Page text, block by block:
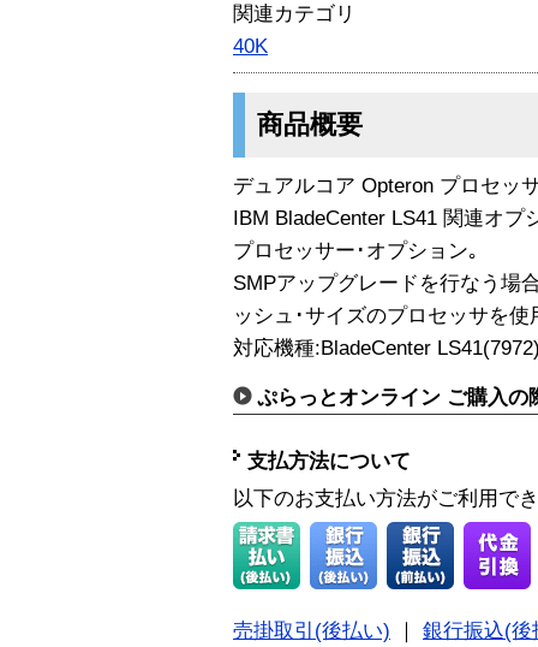
関連カテゴリ
40K
商品概要
デュアルコア Opteron プロセッ
IBM BladeCenter LS41 関連オプ
プロセッサー･オプション｡
SMPアップグレードを行なう場
ッシュ･サイズのプロセッサを使
対応機種:BladeCenter
ぷらっとオンライン ご購入の
支払方法について
以下のお支払い方法がご利用で
売掛取引(後払い)
銀行振込(後